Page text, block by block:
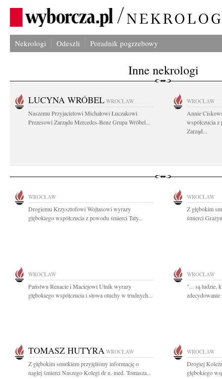
Nekrologi Odeszli Poradnik pogrzebowy
Inne nekrologi
LUCYNA WRÓBEL WROCŁAW
Naszemu Przyjacielowi Michałowi Łuczakowi
Prezesowi Zarządu Mercedes-Benz Grupa Wróbel...
WROCŁAW
Annie
współczucia
Zarząd...
WROCŁAW
Drogiemu Krzysztofowi Wojtasowi wyrazy
głębokiego współczucia z powodu śmierci Taty...
WROCŁAW
Z głębokim
śmierci
WROCŁAW
Państwu Renacie i Maciejowi Utnik wyrazy
głębokiego współczucia i słowa otuchy w trudnych...
WROCŁAW
"... są ludzie,
zdecydowanie
TOMASZ HUTYRA WROCŁAW
Z głębokim smutkiem przyjęliśmy informację o
nagłej śmierci Naszego Kolegi dr n. med. Tomasza...
WROCŁAW
Drogiej
głębokiego